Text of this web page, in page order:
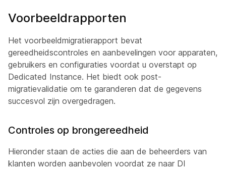
Voorbeeldrapporten
Het voorbeeldmigratierapport bevat
gereedheidscontroles en aanbevelingen voor apparaten,
gebruikers en configuraties voordat u overstapt op
Dedicated Instance. Het biedt ook post-
migratievalidatie om te garanderen dat de gegevens
succesvol zijn overgedragen.
Controles op brongereedheid
Hieronder staan de acties die aan de beheerders van
klanten worden aanbevolen voordat ze naar DI